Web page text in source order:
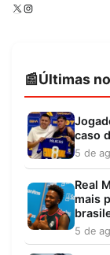
X Instagram
Últimas
caso
5 de
Real
mais
5 de